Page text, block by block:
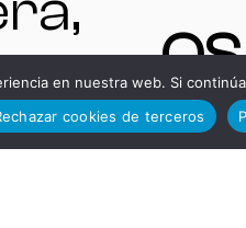
en nuestra web. Si
cookies de terceros